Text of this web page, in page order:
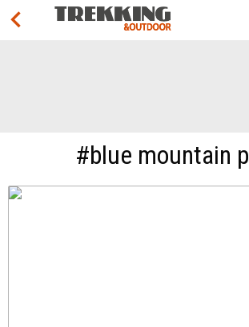
#blue mountain